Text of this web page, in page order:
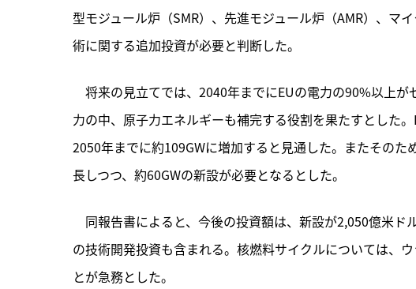
型モジュール炉（SMR）、先進モジュール炉（AMR）、マ
術に関する追加投資が必要と判断した。
将来の見立てでは、2040年までにEUの電力の90%以上
力の中、原子力エネルギーも補完する役割を果たすとした
2050年までに約109GWに増加すると見通した。またその
長しつつ、約60GWの新設が必要となるとした。
同報告書によると、今後の投資額は、新設が2,050億米ド
の技術開発投資も含まれる。核燃料サイクルについては、
とが急務とした。